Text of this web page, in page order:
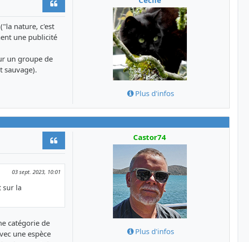
Plus d'infos
nature, c'est
une publicité
un groupe de
sauvage).
Castor74
Plus d'infos
03 sept. 2023, 10:01
sur la
catégorie de
une espèce